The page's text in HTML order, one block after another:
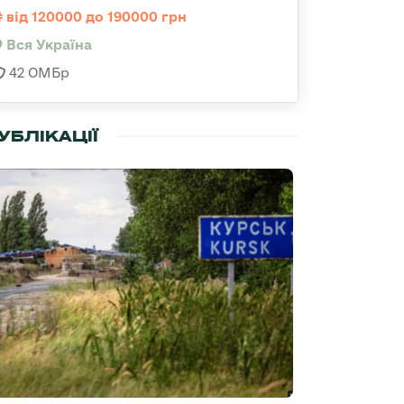
від 120000 до 190000 грн
Вся Україна
42 ОМБр